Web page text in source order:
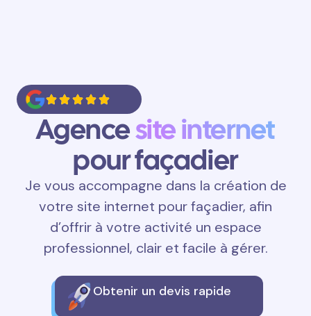
Agencesite internet
pour façadier
Je vous accompagne dans la création de
votre site internet pour façadier, afin
d’offrir à votre activité un espace
professionnel, clair et facile à gérer.
Obtenir un devis rapide